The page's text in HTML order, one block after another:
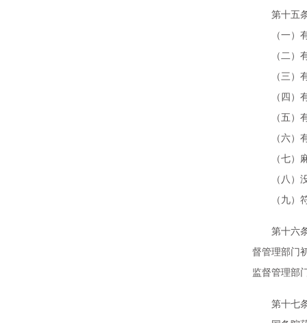
第十五条
（一）有
（二）有
（三）有
（四）有
（五）有
（六）有
（七）麻
（八）没
（九）符
第十六条
督管理部门
监督管理部
第十七条